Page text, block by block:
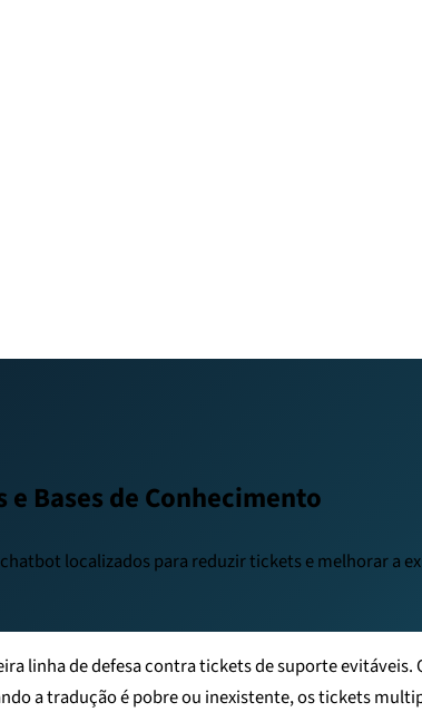
Bases de Conhecimento
localizados para reduzir tickets e melhorar a
linha de defesa contra tickets de suporte
a tradução é pobre ou inexistente, os tickets